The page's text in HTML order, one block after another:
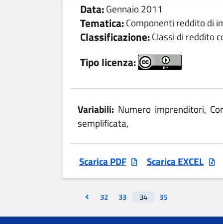
Data:Gennaio 2011
Tematica:Componenti reddito di
Classificazione:Classi di reddito
Tipo licenza:
Variabili: Numero imprenditori,
semplificata,
Scarica PDF Scarica EXCEL
Vai alla prima pagina
Visualizza la pagina
32 Visualizza la pagina
33 34 Visualizza la pagina
35